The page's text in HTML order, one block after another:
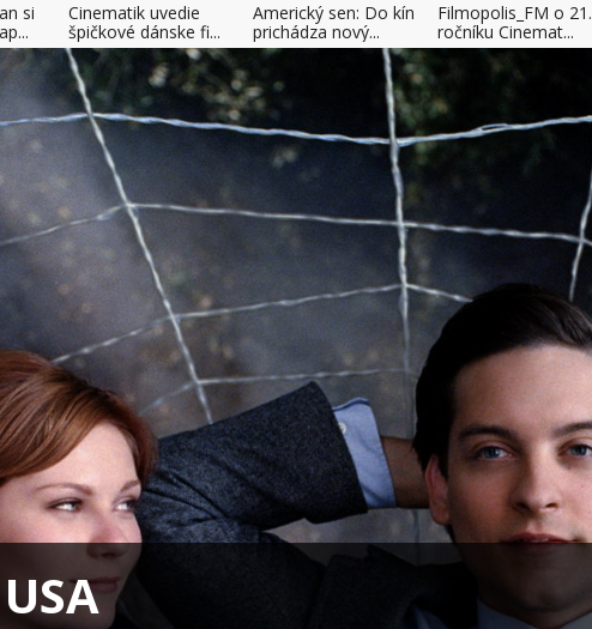
si
Cinematik uvedie
špičkové dánske fi...
Americký sen: Do kín
prichádza nový...
Filmopolis_FM o 21.
ročníku Cinemat...